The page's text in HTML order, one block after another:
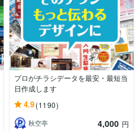
プロがチラシデータを最安・最短当
日作成します
4.9(1190)
秋空亭 4,000 円